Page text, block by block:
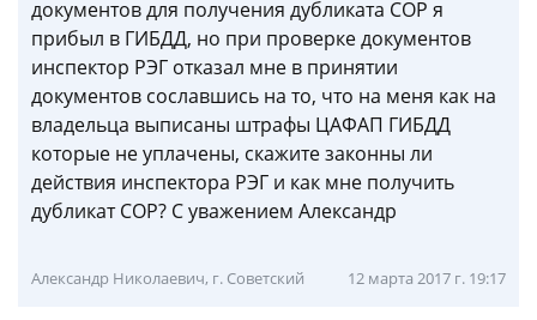
документов для получения дубликата СОР я
прибыл в ГИБДД, но при проверке документов
инспектор РЭГ отказал мне в принятии
документов сославшись на то, что на меня как на
владельца выписаны штрафы ЦАФАП ГИБДД
которые не уплачены, скажите законны ли
действия инспектора РЭГ и как мне получить
дубликат СОР? С уважением Александр
Александр Николаевич, г. Советский 12 марта 2017 г. 19:17